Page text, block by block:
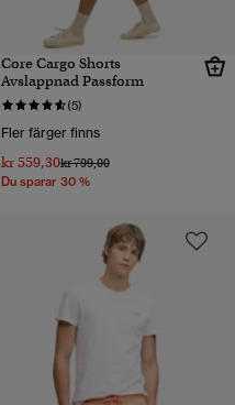
Core Cargo Shorts
Avslappnad Passform
(5)
Fler färger finns
kr 559,30Pris reducerat från
kr 799,00till
Du sparar 30 %